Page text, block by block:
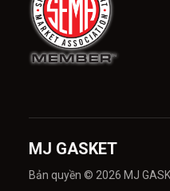
MJ GASKET
Bản quyền © 2026 MJ